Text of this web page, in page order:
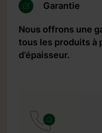
Garantie
Nous offrons une
tous les produits à
d’épaisseur.